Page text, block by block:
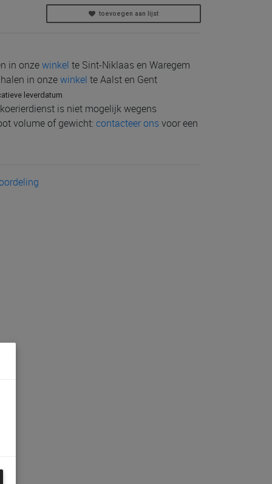
toevoegen aan lijst
in onzewinkel te Sint-Niklaas en Waregem
in onzewinkel te Aalst en Gent
leverdatum
is niet mogelijk wegens
volume of gewicht:contacteer ons voor een